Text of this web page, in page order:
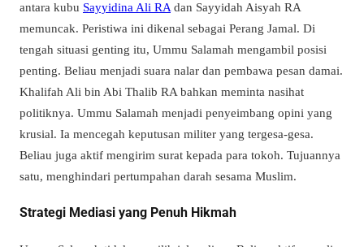
antara kubu Sayyidina Ali RA dan Sayyidah Aisyah RA
memuncak. Peristiwa ini dikenal sebagai Perang Jamal. Di
tengah situasi genting itu, Ummu Salamah mengambil posisi
penting. Beliau menjadi suara nalar dan pembawa pesan damai.
Khalifah Ali bin Abi Thalib RA bahkan meminta nasihat
politiknya. Ummu Salamah menjadi penyeimbang opini yang
krusial. Ia mencegah keputusan militer yang tergesa-gesa.
Beliau juga aktif mengirim surat kepada para tokoh. Tujuannya
satu, menghindari pertumpahan darah sesama Muslim.
Strategi Mediasi yang Penuh Hikmah